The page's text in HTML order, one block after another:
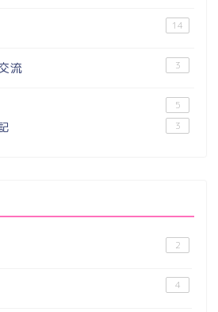
14
流 3
5
3
2
4